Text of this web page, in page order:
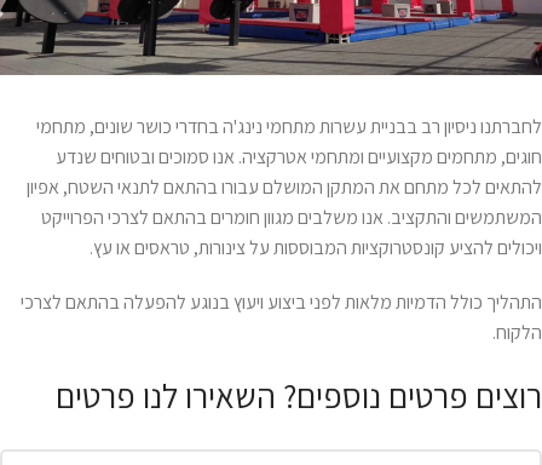
לחברתנו ניסיון רב בבניית עשרות מתחמי נינג'ה בחדרי כושר שונים, מתחמי
חוגים, מתחמים מקצועיים ומתחמי אטרקציה. אנו סמוכים ובטוחים שנדע
להתאים לכל מתחם את המתקן המושלם עבורו בהתאם לתנאי השטח, אפיון
המשתמשים והתקציב. אנו משלבים מגוון חומרים בהתאם לצרכי הפרוייקט
ויכולים להציע קונסטרוקציות המבוססות על צינורות, טראסים או עץ.
התהליך כולל הדמיות מלאות לפני ביצוע ויעוץ בנוגע להפעלה בהתאם לצרכי
הלקוח.
רוצים פרטים נוספים? השאירו לנו פרטים